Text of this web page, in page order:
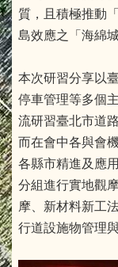
質，且積極推動
島效應之「海綿
本次研習分享以
停車管理等多個
流研習臺北市道
而在會中各與會
各縣市精進及應
分組進行實地觀
摩、新材料新工
行道設施物管理